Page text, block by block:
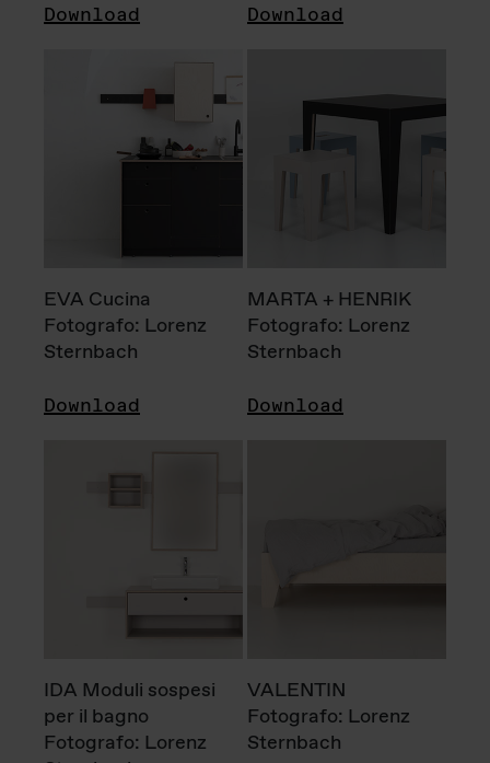
Download Download
EVA Cucina
Fotografo: Lorenz
Sternbach
Download
MARTA + HENRIK
Fotografo: Lorenz
Sternbach
Download
IDA Moduli sospesi
per il bagno
Fotografo: Lorenz
VALENTIN
Fotografo: Lorenz
Sternbach